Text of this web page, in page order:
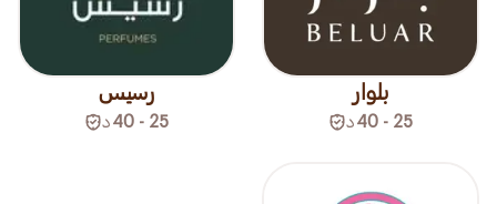
بلوار
25 - 40 د
رسيس
25 - 40 د